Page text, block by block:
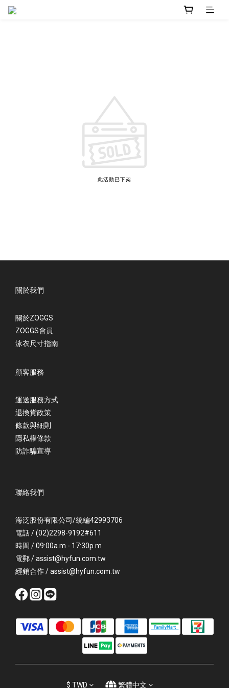
此活動已下架
關於我們
關於ZOGGS
ZOGGS會員
泳衣尺寸指南
顧客服務
運送服務方式
退換貨政策
條款與細則
隱私權條款
防詐騙宣導
聯絡我們
海泛股份有限公司/統編42993706
電話 / (02)2298-9192#611
時間 / 09:00a.m - 17:30p.m
電郵 / assist@hyfun.com.tw
經銷合作 / assist@hyfun.com.tw
$ TWD 繁體中文